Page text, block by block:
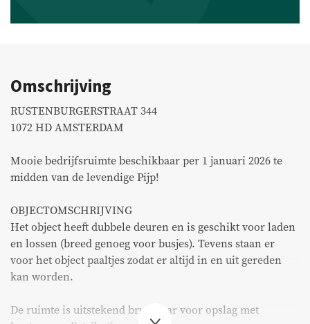
Recent transacties
Huurders
FAQ
Onderhoud & meldingen
Huurdersportaal
Eigenarenportaal
Move.nl
Omschrijving
RUSTENBURGERSTRAAT 344
1072 HD AMSTERDAM
Mooie bedrijfsruimte beschikbaar per 1 januari 2026 te
midden van de levendige Pijp!
OBJECTOMSCHRIJVING
Het object heeft dubbele deuren en is geschikt voor laden
en lossen (breed genoeg voor busjes). Tevens staan er
voor het object paaltjes zodat er altijd in en uit gereden
kan worden.
De ruimte is uitstekend bruikbaar voor opslag met